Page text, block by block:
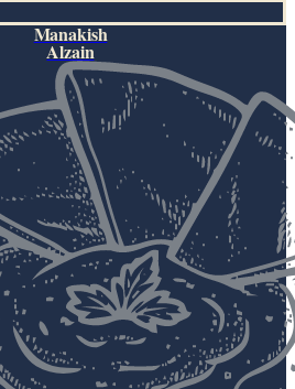
Manakish
Alzain